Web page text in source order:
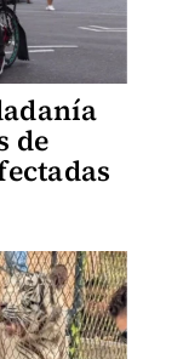
de